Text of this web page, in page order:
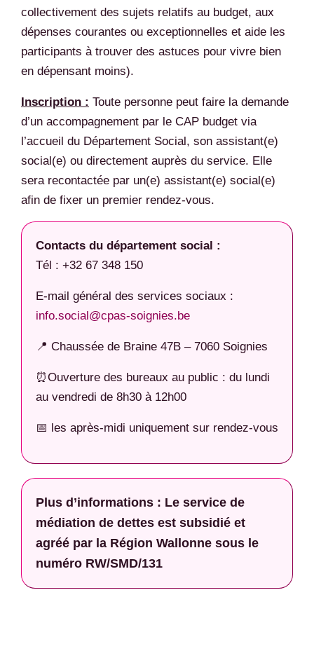
collectivement des sujets relatifs au budget, aux
dépenses courantes ou exceptionnelles et aide les
participants à trouver des astuces pour vivre bien
en dépensant moins).
Inscription : Toute personne peut faire la demande
d’un accompagnement par le CAP budget via
l’accueil du Département Social, son assistant(e)
social(e) ou directement auprès du service. Elle
sera recontactée par un(e) assistant(e) social(e)
afin de fixer un premier rendez-vous.
Contacts du département social :
Tél : +32 67 348 150
E-mail général des services sociaux :
info.social@cpas-soignies.be
📍 Chaussée de Braine 47B – 7060 Soignies
⏰Ouverture des bureaux au public : du lundi
au vendredi de 8h30 à 12h00
📅 les après-midi uniquement sur rendez-vous
Plus d’informations : Le service de
médiation de dettes est subsidié et
agréé par la Région Wallonne sous le
numéro RW/SMD/131